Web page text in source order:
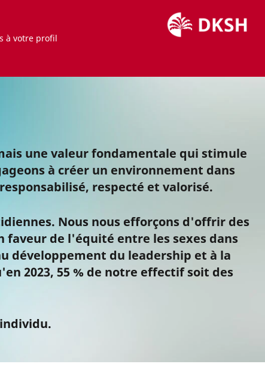
à votre profil
une valeur fondamentale qui stimule
à créer un environnement dans
respecté et valorisé.
Nous nous efforçons d'offrir des
faveur de l'équité entre les sexes dans
développement du leadership et à la
2023, 55 % de notre effectif soit des